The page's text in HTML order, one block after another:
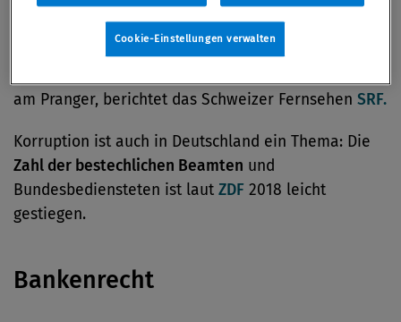
In Nordmazedonien giltStaatsanwältin Katica
als eine Symbolfigur. Sie sollte mit der
am Pranger, berichtet das Schweizer Fernsehen SRF.
Korruption ist auch in Deutschland ein Thema: Die
Zahl der bestechlichen Beamten und
Bundesbediensteten ist laut ZDF 2018 leicht
gestiegen.
Bankenrecht
Cookie-Einstellungen verwalten